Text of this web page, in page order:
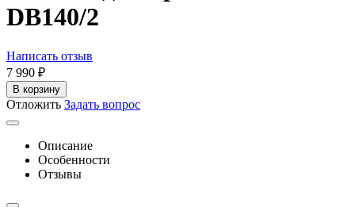
DB140/2
Написать отзыв
7 990 ₽
В корзину
Отложить Задать вопрос
Описание
Особенности
Отзывы